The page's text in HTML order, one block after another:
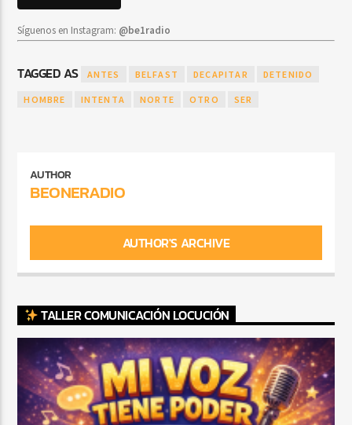
Síguenos en Instagram: @be1radio
TAGGED AS ANTES BELFAST DECAPITAR DETENIDO
HOMBRE INTENTA NORTE OTRO SER
AUTHOR
BEONERADIO
AUTHOR'S ARCHIVE
TALLER COMUNICACIÓN LOCUCIÓN